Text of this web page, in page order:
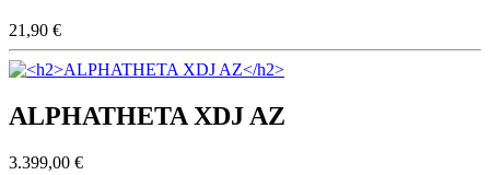
21,90 €
ALPHATHETA XDJ AZ
3.399,00 €